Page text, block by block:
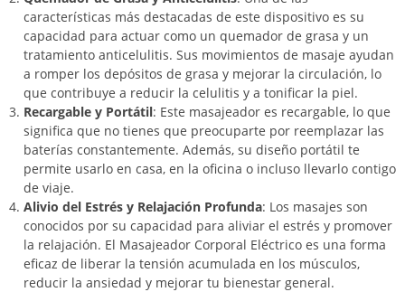
características más destacadas de este dispositivo es su
capacidad para actuar como un quemador de grasa y un
tratamiento anticelulitis. Sus movimientos de masaje ayudan
a romper los depósitos de grasa y mejorar la circulación, lo
que contribuye a reducir la celulitis y a tonificar la piel.
Recargable y Portátil: Este masajeador es recargable, lo que
significa que no tienes que preocuparte por reemplazar las
baterías constantemente. Además, su diseño portátil te
permite usarlo en casa, en la oficina o incluso llevarlo contigo
de viaje.
Alivio del Estrés y Relajación Profunda: Los masajes son
conocidos por su capacidad para aliviar el estrés y promover
la relajación. El Masajeador Corporal Eléctrico es una forma
eficaz de liberar la tensión acumulada en los músculos,
reducir la ansiedad y mejorar tu bienestar general.